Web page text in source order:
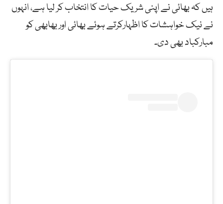
ہیں کہ بھائی نے اپنی شریک حیات کا انتخاب کر لیا ہے، انہوں
نے نیک خواہشات کا اظہارکرتے ہوئے بھائی اور بھابھی کو
مبارکباد بھی دی۔